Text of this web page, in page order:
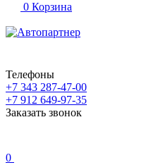
0 Корзина
Телефоны
+7 343 287-47-00
+7 912 649-97-35
Заказать звонок
0